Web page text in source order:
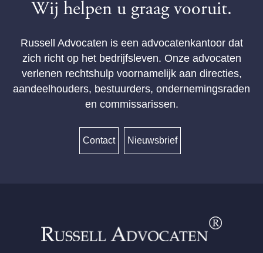
Wij helpen u graag vooruit.
Russell Advocaten is een advocatenkantoor dat
zich richt op het bedrijfsleven. Onze advocaten
verlenen rechtshulp voornamelijk aan directies,
aandeelhouders, bestuurders, ondernemingsraden
en commissarissen.
Contact Nieuwsbrief